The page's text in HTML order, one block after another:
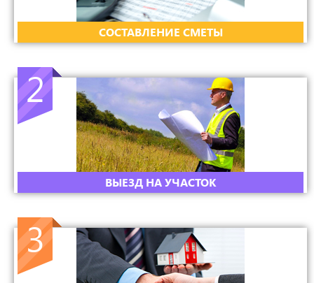
CОСТАВЛЕНИЕ СМЕТЫ
2
ВЫЕЗД НА УЧАСТОК
3